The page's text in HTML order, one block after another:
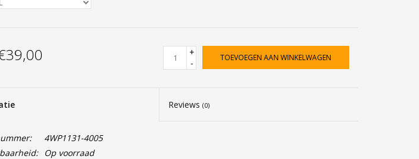
+
-
TOEVOEGEN AAN WINKELWAGEN
Reviews(0)
4WP1131-4005
Op voorraad